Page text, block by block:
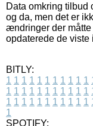
Data omkring tilbud
og da, men det er
ændringer der
opdaterede de viste
BITLY:
1 1 1 1 1 1 1 1 1 1 1
1 1 1 1 1 1 1 1 1 1 1
1 1 1 1 1 1 1 1 1 1 1
1
SPOTIFY: